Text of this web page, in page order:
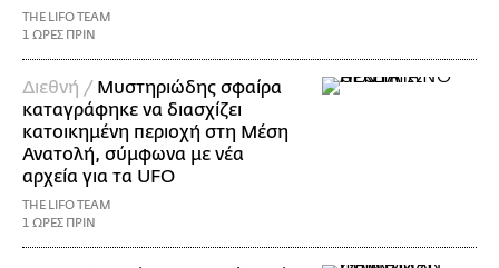
THE LIFO TEAM
1 ΩΡΕΣ ΠΡΙΝ
Διεθνή / Μυστηριώδης σφαίρα
καταγράφηκε να διασχίζει
κατοικημένη περιοχή στη Μέση
Ανατολή, σύμφωνα με νέα
αρχεία για τα UFO
THE LIFO TEAM
1 ΩΡΕΣ ΠΡΙΝ